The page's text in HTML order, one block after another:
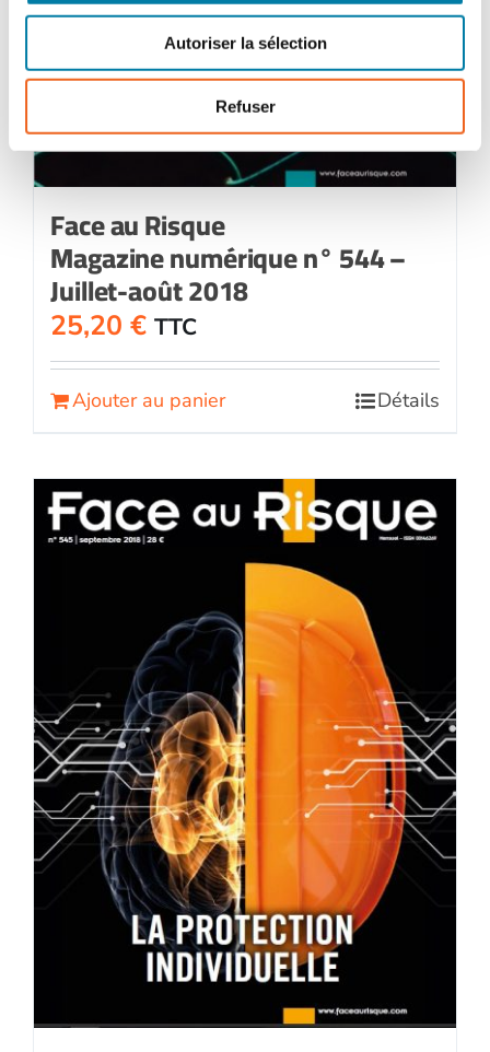
Autoriser la sélection
Refuser
Face au Risque
Magazine numérique n° 544 –
Juillet-août 2018
25,20 € TTC
Ajouter au panier Détails